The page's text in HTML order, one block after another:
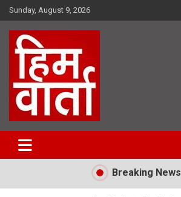
Skip
to
content
Sunday, August 9, 2026
Him Varta
Breaking News